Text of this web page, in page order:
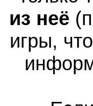
из неё
игры,